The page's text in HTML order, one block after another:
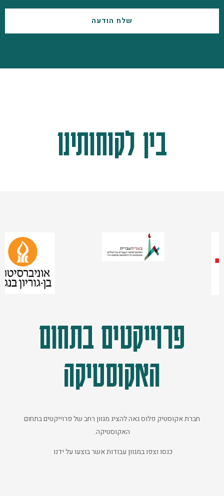
שלח הודעה
בין לקוחותינו
פרוייקטים בתחום
האקוסטיקה
חברת אקוסטיק פלוס גאה להציג מגוון רחב של פרוייקטים בתחום
האקוסטיקה.
כנסו וצפו במגוון עבודות אשר בוצעו על ידנו